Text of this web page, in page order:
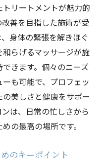
なエステキャンペー
で日頃の疲れを癒す
れる究極のリラクゼ
最大限に楽しむ方法
リートメントが魅力的
善を目指した施術が受
身体の緊張を解きほぐ
らげるマッサージが施
きます。個々のニーズ
も可能で、プロフェッ
美しさと健康をサポー
は、日常の忙しさから
の最高の場所です。
のキーポイント